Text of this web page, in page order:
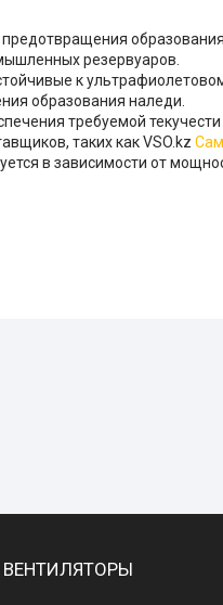
резервуаров.
к
образования наледи.
требуемой
таких как VSO.kz
в зависимости от
ВЕНТИЛЯТОРЫ